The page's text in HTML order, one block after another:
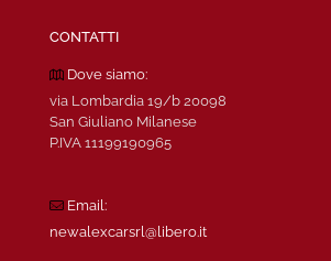
CONTATTI
Dove siamo:
via Lombardia 19/b 20098
San Giuliano Milanese
P.IVA 11199190965
Email:
newalexcarsrl@libero.it